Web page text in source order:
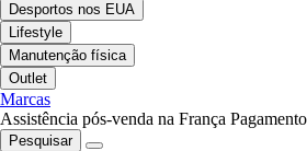
Desportos nos EUA
Lifestyle
Manutenção física
Outlet
Marcas
Assistência pós-venda na França
Pesquisar